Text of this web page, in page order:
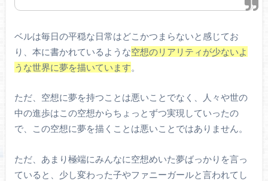
ベルは毎日の平穏な日常はどこかつまらないと感じてお
り、本に書かれているような空想のリアリティが少ないよ
うな世界に夢を描いています。
ただ、空想に夢を持つことは悪いことでなく、人々や世の
中の進歩はこの空想からちょっとずつ実現していったの
で、この空想に夢を描くことは悪いことではありません。
ただ、あまり極端にみんなに空想めいた夢ばっかりを言っ
ていると、少し変わった子やファニーガールと言われてし